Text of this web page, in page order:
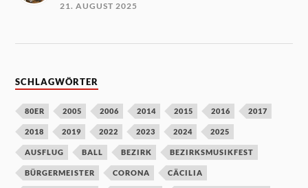
21. AUGUST 2025
SCHLAGWÖRTER
80ER 2005 2006 2014 2015 2016 2017
2018 2019 2022 2023 2024 2025
AUSFLUG BALL BEZIRK BEZIRKSMUSIKFEST
BÜRGERMEISTER CORONA CÄCILIA